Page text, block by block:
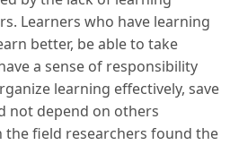
Learners who have learning
better, be able to take
a sense of responsibility
learning effectively, save
not depend on others
the field researchers found the